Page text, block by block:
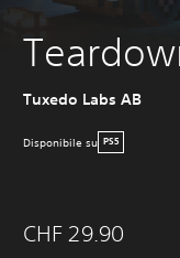
Tuxedo Labs AB
Disponibile su PS5
CHF 29.90